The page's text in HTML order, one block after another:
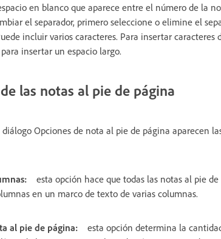
en blanco que aparece entre el número de la
el separador, primero seleccione o elimine el
incluir varios caracteres. Para insertar caracteres
insertar un espacio largo.
las notas al pie de página
Opciones de nota al pie de página aparecen
esta opción hace que todas las notas al pie
en un marco de texto de varias columnas.
al pie de página:
esta opción determina la